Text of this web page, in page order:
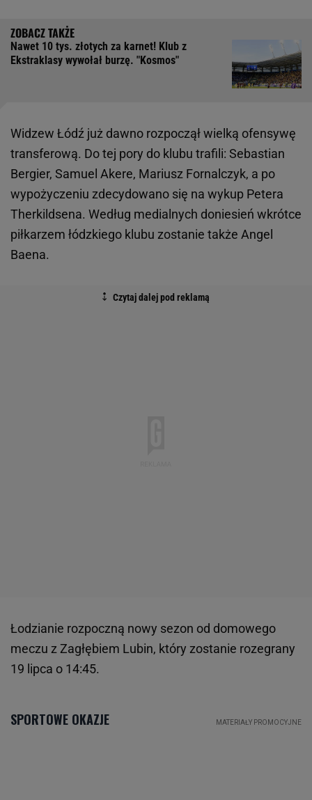
Nawet 10 tys. złotych za karnet! Klub z
Ekstraklasy wywołał burzę. "Kosmos"
Widzew Łódź już dawno rozpoczął wielką ofensywę
transferową. Do tej pory do klubu trafili: Sebastian
Bergier, Samuel Akere, Mariusz Fornalczyk, a po
wypożyczeniu zdecydowano się na wykup Petera
Therkildsena. Według medialnych doniesień wkrótce
piłkarzem łódzkiego klubu zostanie także Angel
Baena.
Łodzianie rozpoczną nowy sezon od domowego
meczu z Zagłębiem Lubin, który zostanie rozegrany
19 lipca o 14:45.